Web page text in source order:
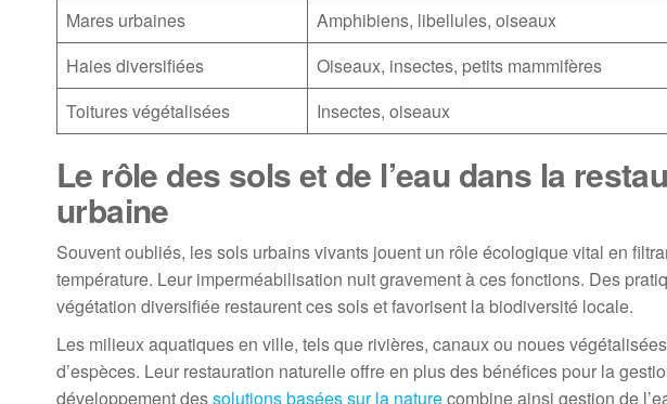
Mares urbaines
Amphibiens, libellules, oiseaux
Haies diversifiées
Oiseaux, insectes, petits mammifères
Toitures végétalisées
Insectes, oiseaux
Le rôle des sols et de l’eau dans la
urbaine
Souvent oubliés, les sols urbains vivants jouent un rôle écologique vital en
température. Leur imperméabilisation nuit gravement à ces fonctions. Des
végétation diversifiée restaurent ces sols et favorisent la biodiversité locale.
Les milieux aquatiques en ville, tels que rivières, canaux ou noues
d’espèces. Leur restauration naturelle offre en plus des bénéfices pour la
développement dessolutions basées sur la naturecombine ainsi gestion de